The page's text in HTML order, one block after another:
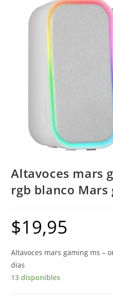
Altavoces mars
rgb blanco Mars
$19,95
Altavoces mars gaming ms –
dias
13 disponibles